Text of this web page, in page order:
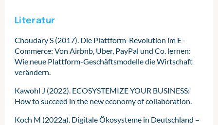
Literatur
Choudary S (2017). Die Plattform-Revolution im E-
Commerce: Von Airbnb, Uber, PayPal und Co. lernen:
Wie neue Plattform-Geschäftsmodelle die Wirtschaft
verändern.
Kawohl J (2022). ECOSYSTEMIZE YOUR BUSINESS:
How to succeed in the new economy of collaboration.
Koch M (2022a). Digitale Ökosysteme in Deutschland –